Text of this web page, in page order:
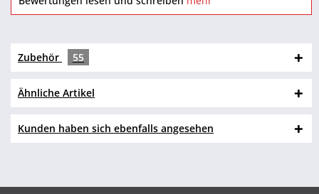
Zubehör 55
Ähnliche Artikel
Kunden haben sich ebenfalls angesehen